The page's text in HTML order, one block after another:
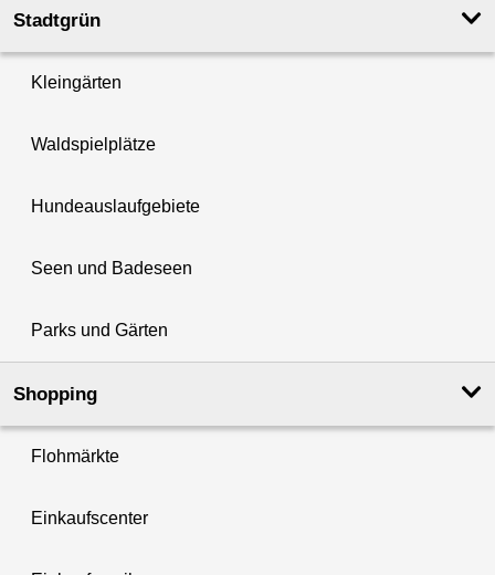
Stadtgrün
Kleingärten
Waldspielplätze
Hundeauslaufgebiete
Seen und Badeseen
Parks und Gärten
Shopping
Flohmärkte
Einkaufscenter